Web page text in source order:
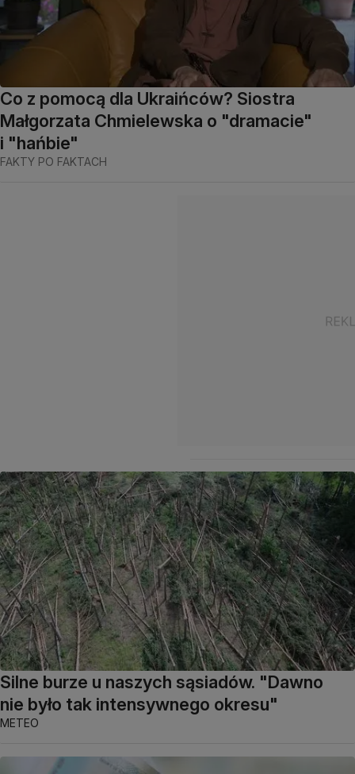
Co z pomocą dla Ukraińców? Siostra
Małgorzata Chmielewska o "dramacie"
i "hańbie"
FAKTY PO FAKTACH
Silne burze u naszych sąsiadów. "Dawno
nie było tak intensywnego okresu"
METEO